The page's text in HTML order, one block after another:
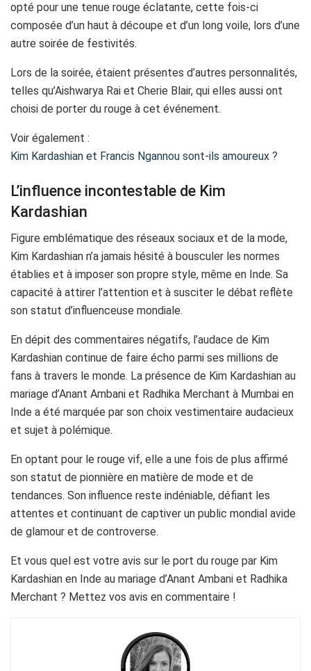
opté pour une tenue rouge éclatante, cette fois-ci
composée d’un haut à découpe et d’un long voile, lors d’une
autre soirée de festivités.
Lors de la soirée, étaient présentes d’autres personnalités,
telles qu’Aishwarya Rai et Cherie Blair, qui elles aussi ont
choisi de porter du rouge à cet événement.
Voir également :
Kim Kardashian et Francis Ngannou sont-ils amoureux ?
L’influence incontestable de Kim
Kardashian
Figure emblématique des réseaux sociaux et de la mode,
Kim Kardashian n’a jamais hésité à bousculer les normes
établies et à imposer son propre style, même en Inde. Sa
capacité à attirer l’attention et à susciter le débat reflète
son statut d’influenceuse mondiale.
En dépit des commentaires négatifs, l’audace de Kim
Kardashian continue de faire écho parmi ses millions de
fans à travers le monde. La présence de Kim Kardashian au
mariage d’Anant Ambani et Radhika Merchant à Mumbai en
Inde a été marquée par son choix vestimentaire audacieux
et sujet à polémique.
En optant pour le rouge vif, elle a une fois de plus affirmé
son statut de pionnière en matière de mode et de
tendances. Son influence reste indéniable, défiant les
attentes et continuant de captiver un public mondial avide
de glamour et de controverse.
Et vous quel est votre avis sur le port du rouge par Kim
Kardashian en Inde au mariage d’Anant Ambani et Radhika
Merchant ? Mettez vos avis en commentaire !